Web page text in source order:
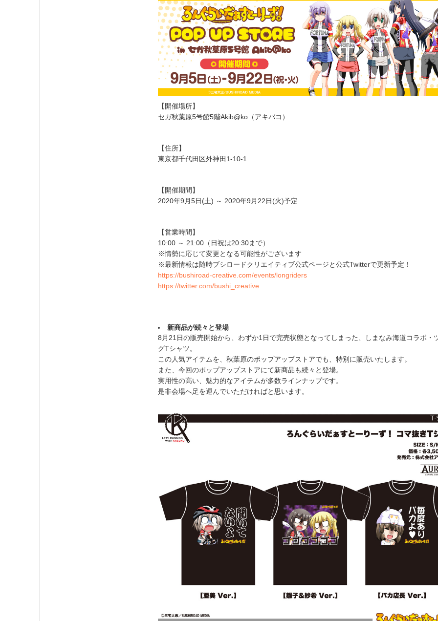
【開催場所】
セガ秋葉原5号館5階Akib@ko（アキバコ）
【住所】
東京都千代田区外神田1-10-1
【開催期間】
2020年9月5日(土) ～ 2020年9月22日(火)予定
【営業時間】
10:00 ～ 21:00（日祝は20:30まで）
※情勢に応じて変更となる可能性がございます
※最新情報は随時ブシロードクリエイティブ公式ページと公式Twitterで更新予定！
https://bushiroad-creative.com/events/longriders
https://twitter.com/bushi_creative
新商品が続々と登場
8月21日の販売開始から、わずか1日で完売状態となってしまった、しまなみ海道コラボ・
グTシャツ。
この人気アイテムを、秋葉原のポップアップストアでも、特別に販売いたします。
また、今回のポップアップストアにて新商品も続々と登場。
実用性の高い、魅力的なアイテムが多数ラインナップです。
是非会場へ足を運んでいただければと思います。